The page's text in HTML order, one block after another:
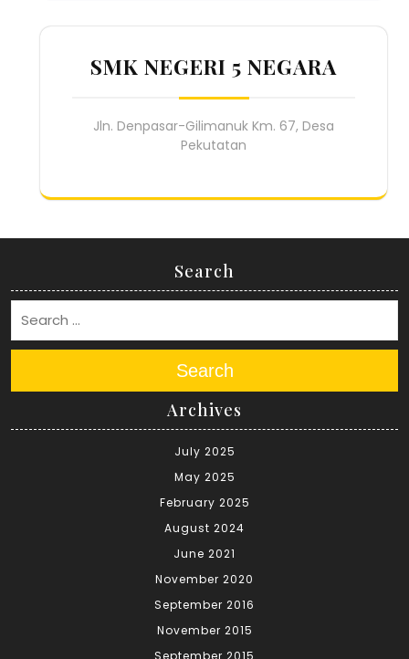
SMK NEGERI 5 NEGARA
Jln. Denpasar-Gilimanuk Km. 67, Desa
Pekutatan
Search
Search
Archives
July 2025
May 2025
February 2025
August 2024
June 2021
November 2020
September 2016
November 2015